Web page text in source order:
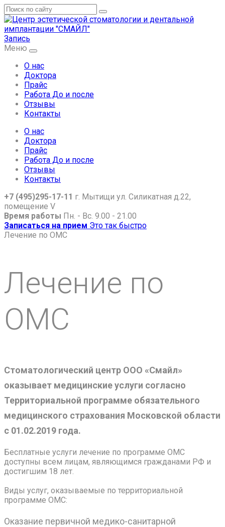
Запись
Меню
О нас
Доктора
Прайс
Работа До и после
Отзывы
Контакты
О нас
Доктора
Прайс
Работа До и после
Отзывы
Контакты
+7 (495)295-17-11 г. Мытищи ул. Силикатная д.22,
помещение V
Время работы Пн. - Вс. 9.00 - 21.00
Записаться на прием Это так быстро
Лечение по ОМС
Лечение по
ОМС
Стоматологический центр ООО «Смайл»
оказывает медицинские услуги согласно
Территориальной программе обязательного
медицинского страхования Московской области
с 01.02.2019 года.
Бесплатные услуги лечение по программе ОМС
доступны всем лицам, являющимся гражданами РФ и
достигшим 18 лет.
Виды услуг, оказываемые по территориальной
программе ОМС:
Оказание первичной медико-санитарной